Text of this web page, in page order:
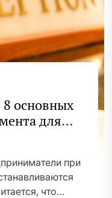
основных
для
при
что